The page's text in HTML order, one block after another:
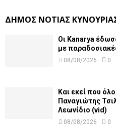
ΔΗΜΟΣ ΝΟΤΙΑΣ
Οι Kanarya
με
08/08/2026 0
Και εκεί που
Παναγιώτης
Λεωνίδιο (vid)
08/08/2026 0